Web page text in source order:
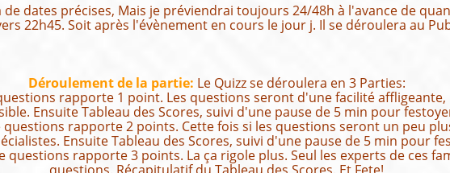
de dates précises, Mais je préviendrai toujours 24/48h à l'avance de
22h45. Soit après l'évènement en cours le jour j. Il se déroulera au
Déroulement de la partie: Le Quizz se déroulera en 3 Parties:
rapporte 1 point. Les questions seront d'une facilité
Ensuite Tableau des Scores, suivi d'une pause de 5 min pour
rapporte 2 points. Cette fois si les questions seront un peu
Ensuite Tableau des Scores, suivi d'une pause de 5 min pour
questions rapporte 3 points. La ça rigole plus. Seul les experts de ces